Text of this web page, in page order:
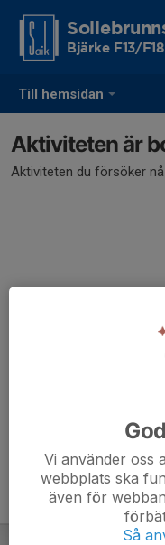
Till hemsidan
Bjärke F13/
Aktiviteten är
Aktiviteten du försöker
Vi använder oss
webbplats ska
även för
Så